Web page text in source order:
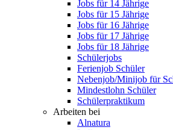
Jobs für 14 Jährige
Jobs für 15 Jährige
Jobs für 16 Jährige
Jobs für 17 Jährige
Jobs für 18 Jährige
Schülerjobs
Ferienjob Schüler
Nebenjob/Minijob für
Mindestlohn Schüler
Schülerpraktikum
Arbeiten bei
Alnatura